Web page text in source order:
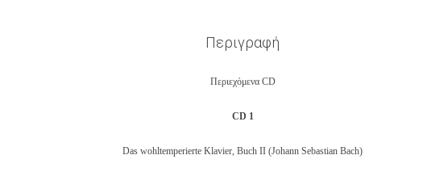
Περιγραφή
Περιεχόμενα CD
CD 1
Das wohltemperierte Klavier, Buch II (Johann Sebastian Bach)